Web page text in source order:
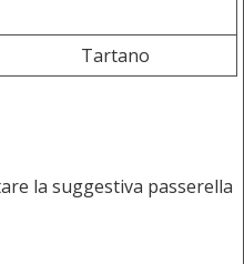
Tartano
la suggestiva passerella